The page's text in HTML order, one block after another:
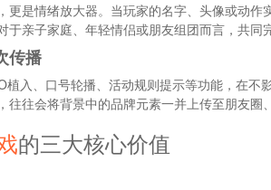
更是情绪放大器。当玩家的名字、头像或动作
于亲子家庭、年轻情侣或朋友组团而言，共同
传播
植入、口号轮播、活动规则提示等功能，在
往往会将背景中的品牌元素一并上传至朋友圈
的三大核心价值